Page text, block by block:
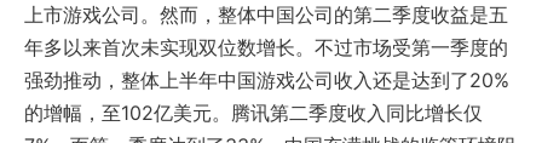
上市游戏公司。然而，整体中国公司的第二季度收益是五
年多以来首次未实现双位数增长。不过市场受第一季度的
强劲推动，整体上半年中国游戏公司收入还是达到了20%
的增幅，至102亿美元。腾讯第二季度收入同比增长仅